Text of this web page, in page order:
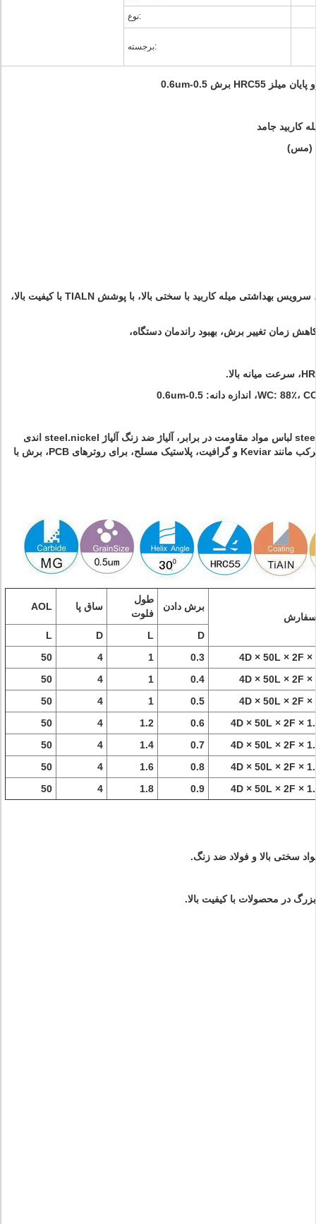
نوع:
برجسته:
فوق العاده زیبا و غلات Szie 0.5-0.6um، سرویس بهداشتی میله کاربید با سختی بالا، با پوشش TIALN با کیفیت بالا،
زمان تغییر برش، بهبود راندمان دستگاه،
مناسب برای سنگ زنی رفع و خو steel.high لباس مواد مقاومت در برابر، آلیاژ ضد زنگ آلیاژ steel.nickel اندی
تیتانیوم، آهن، افزایش یافته است مواد مرکب مانند Keviar و گرافیت، پلاستیک مسلح، برای روترهای PCB، برش با
برش دادن
طول
فلوت
ساق پا AOL
D
L
D
L
0.3
1
4
50
0.4
1
4
50
0.5
1
4
50
0.6
1.2
4
50
0.7
1.4
4
50
0.8
1.6
4
50
0.9
1.8
4
50
در محصولات با کیفیت بالا.